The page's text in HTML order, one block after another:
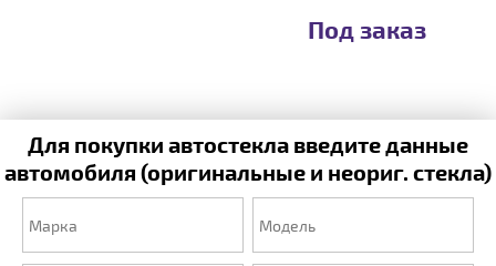
Под заказ
Для покупки автостекла введите данные
автомобиля (оригинальные и неориг. стекла)